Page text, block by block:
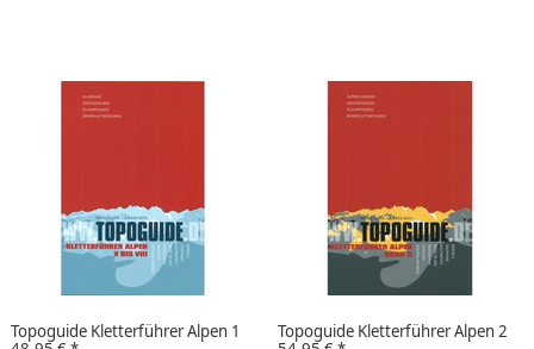
Topoguide Kletterführer Alpen 1
Topoguide Kletterführer Alpen 2